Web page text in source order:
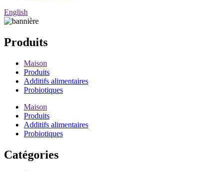
English
Produits
Maison
Produits
Additifs alimentaires
Probiotiques
Maison
Produits
Additifs alimentaires
Probiotiques
Catégories